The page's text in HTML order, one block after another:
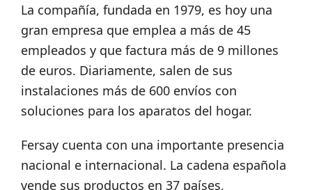
La compañía, fundada en 1979, es hoy una
gran empresa que emplea a más de 45
empleados y que factura más de 9 millones
de euros. Diariamente, salen de sus
instalaciones más de 600 envíos con
soluciones para los aparatos del hogar.
Fersay cuenta con una importante presencia
nacional e internacional. La cadena española
vende sus productos en 37 países,